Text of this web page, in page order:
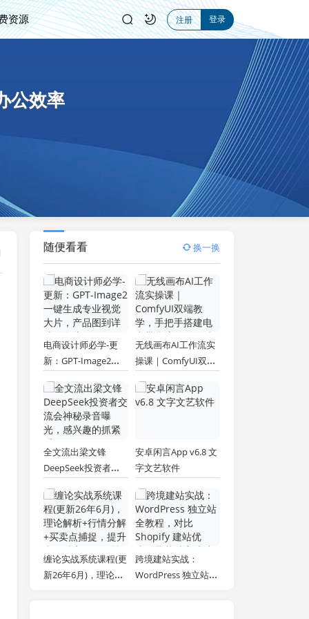
资源 注册 登录
公效率
随便看看 换一换
电商设计师必学-更
新：GPT-Image2一
片，产品图到详情页
全流程
无线画布AI工作流实
操课｜ComfyUI双端
商带货流程，一键批
量产出图文短视频素
全文流出梁文锋
DeepSeek投资者交
感兴趣的抓紧看
安卓闲言App v6.8 文
字文艺软件
缠论实战系统课程(更
新26年6月)，理论解
跨境建站实战：
WordPress 独立站全